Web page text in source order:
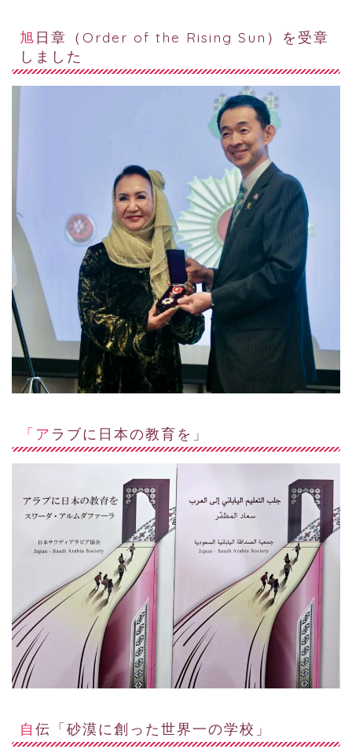
旭日章（Order of the Rising Sun）を受章
しました
「アラブに日本の教育を」
自伝「砂漠に創った世界一の学校」